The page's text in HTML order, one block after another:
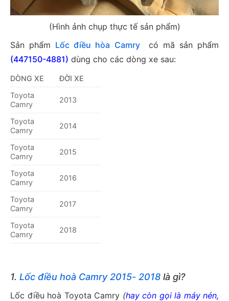
(Hình ảnh chụp thực tế sản phẩm)
Sản phẩm Lốc điều hòa Camry
có mã sản phẩm
(447150-4881) dùng cho các dòng xe sau:
DÒNG XE
ĐỜI XE
Toyota
Camry
2013
Toyota
Camry
2014
Toyota
Camry
2015
Toyota
Camry
2016
Toyota
Camry
2017
Toyota
Camry
2018
1. Lốc điều hoà Camry 2015- 2018 là gì?
Lốc điều hoà Toyota Camry (hay còn gọi là máy nén,